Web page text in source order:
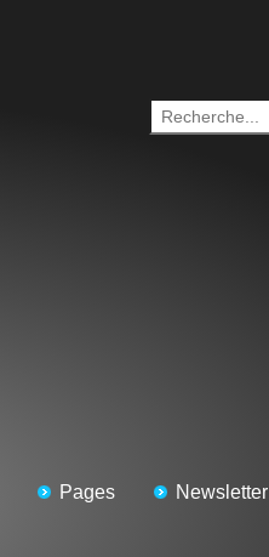
Pages Newsletter